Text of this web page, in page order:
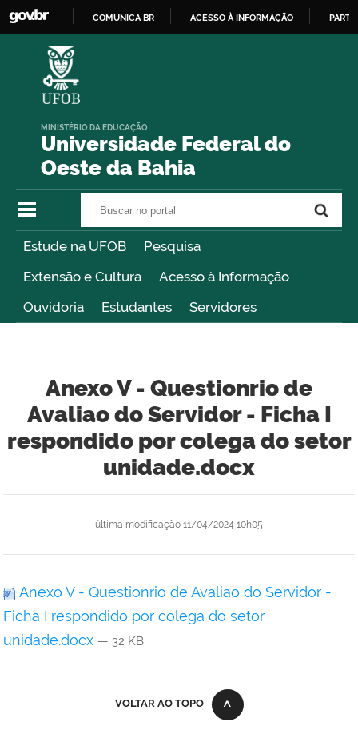
COMUNICA BR ACESSO À INFORMAÇÃO
Universidade Federal do
Oeste da Bahia
MINISTÉRIO DA EDUCAÇÃO
Estude na UFOB
Pesquisa
Extensão e Cultura
Acesso à Informação
Ouvidoria
Estudantes Servidores
Anexo V - Questionrio de
Avaliao do Servidor - Ficha I
respondido por colega do setor
unidade.docx
última modificação 11/04/2024 10h05
Anexo V - Questionrio de Avaliao do Servidor -
Ficha I respondido por colega do setor
unidade.docx — 32 KB
VOLTAR AO TOPO